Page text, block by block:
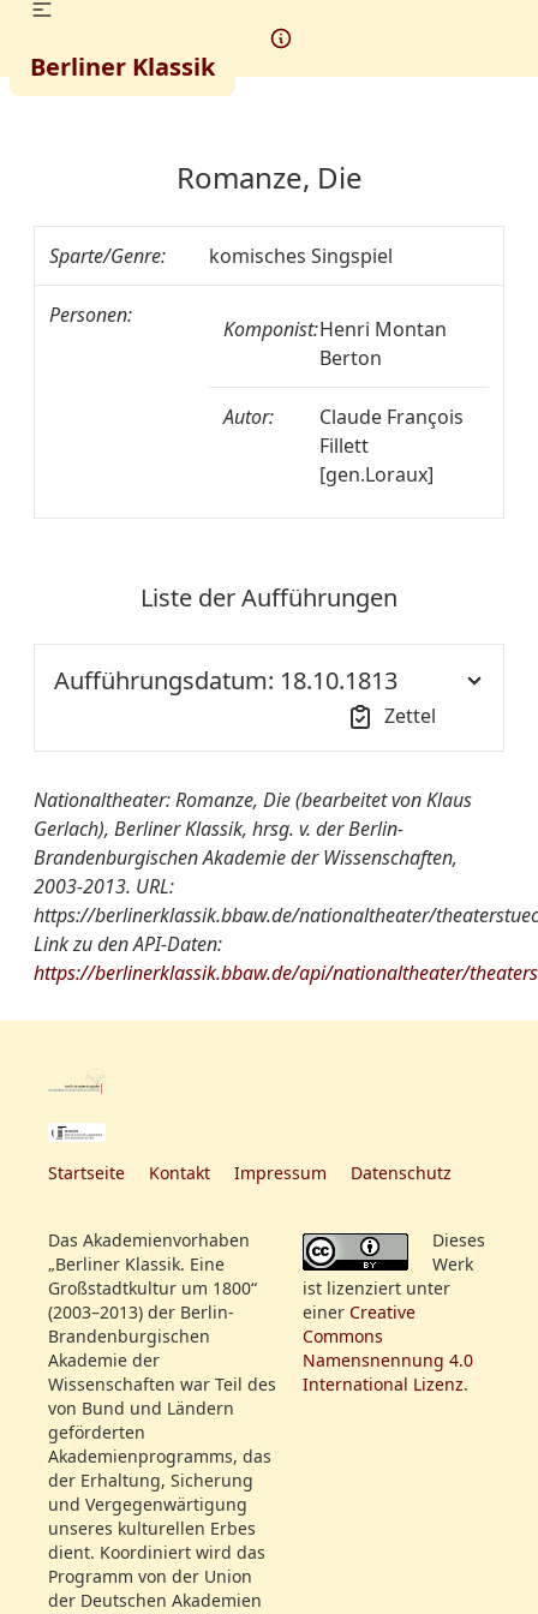
Berliner Klassik
Romanze, Die
Sparte/Genre: komisches Singspiel
Personen:
Komponist:Henri Montan
Berton
Autor:
Claude François
Fillett
[gen.Loraux]
Liste der Aufführungen
Aufführungsdatum: 18.10.1813
Zettel
Aufführung::
Nationaltheater
von A-Z:
Die Romanze. Komisches
Französischen des Loraux,
frei bearbeitet. Musik von
Berton
weitere
Informationen:
[davor:] Concert für die
geblasen von Herrn
Gabrielsky
Rollenfeld:
Mlle. Leist
Hr. Stümer
Mad. Müller
Mlle. Gern
Hr. Blume
Mad. Sebastiani
Hr. Rehfeldt
Nationaltheater: Romanze, Die (bearbeitet von Klaus
Gerlach), Berliner Klassik, hrsg. v. der Berlin-
Brandenburgischen Akademie der Wissenschaften,
2003-2013. URL:
https://berlinerklassik.bbaw.de/nationaltheater/
Link zu den API-Daten:
https://berlinerklassik.bbaw.de/api/nationaltheater/
Startseite Kontakt Impressum Datenschutz
Das Akademienvorhaben
„Berliner Klassik. Eine
Großstadtkultur um 1800“
(2003–2013) der Berlin-
Brandenburgischen
Akademie der
Wissenschaften war Teil des
von Bund und Ländern
geförderten
Akademienprogramms, das
der Erhaltung, Sicherung
und Vergegenwärtigung
unseres kulturellen Erbes
dient. Koordiniert wird das
Programm von der Union
der Deutschen Akademien
Dieses
Werk
ist lizenziert unter
einer Creative
Commons
Namensnennung 4.0
International Lizenz.